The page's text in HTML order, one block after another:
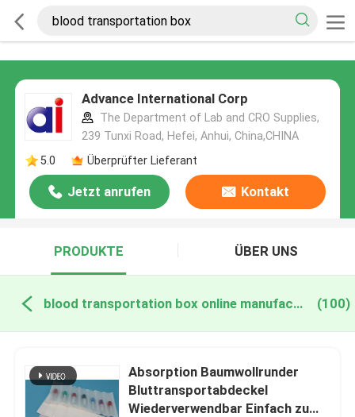
Advance International Corp
The Department of Lab and CRO Supplies,
239 Tunxi Road, Hefei, Anhui, China,CHINA
5.0
Überprüfter Lieferant
Jetzt anrufen Kontakt
PRODUKTE ÜBER UNS
blood transportation box online manufacture (100)
Absorption Baumwollrunder
Bluttransportabdeckel
Wiederverwendbar Einfach zu